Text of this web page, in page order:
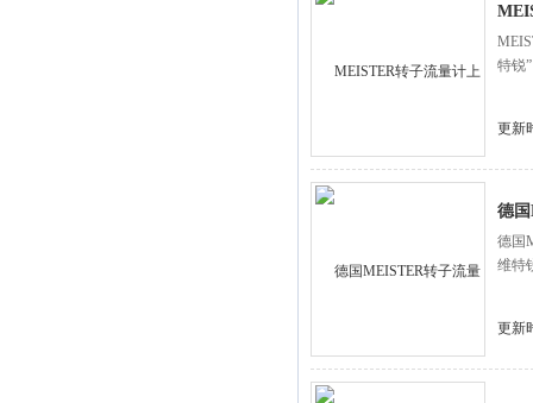
特锐
更新
德
德国
维特
更新